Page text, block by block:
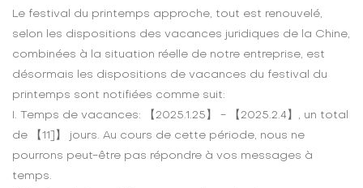
Le festival du printemps approche, tout est renouvelé,
selon les dispositions des vacances juridiques de la Chine,
combinées à la situation réelle de notre entreprise, est
désormais les dispositions de vacances du festival du
printemps sont notifiées comme suit:
I. Temps de vacances: 【2025.1.25】 - 【2025.2.4】, un total
de 【11]】 jours. Au cours de cette période, nous ne
pourrons peut-être pas répondre à vos messages à
temps.